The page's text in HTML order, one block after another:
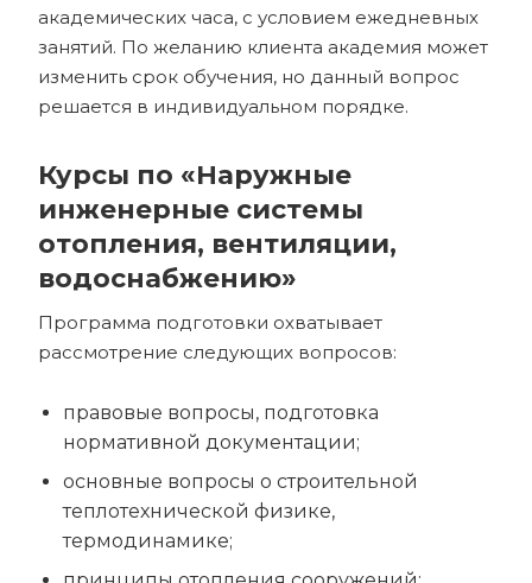
академических часа, с условием ежедневных
занятий. По желанию клиента академия может
изменить срок обучения, но данный вопрос
решается в индивидуальном порядке.
Курсы по «Наружные
инженерные системы
отопления, вентиляции,
водоснабжению»
Программа подготовки охватывает
рассмотрение следующих вопросов:
правовые вопросы, подготовка
нормативной документации;
основные вопросы о строительной
теплотехнической физике,
термодинамике;